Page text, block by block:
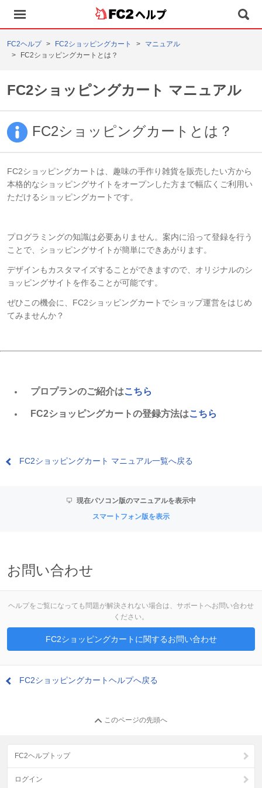
ヘルプ
FC2ヘルプ FC2ショッピングカート
マニュアル
FC2ショッピングカートとは？
FC2ショッピングカート マニュアル
FC2ショッピングカートとは？
FC2ショッピングカートは、趣味の手作り雑貨を販売したい方から
本格的なショッピングサイトをオープンした方まで幅広くご利用い
ただけるショッピングカートです。
プログラミングの知識は必要ありません。案内に沿って登録を行う
ことで、ショッピングサイトが簡単にできあがります。
デザインもカスタマイズすることができますので、オリジナルのシ
ョッピングサイトを作ることが可能です。
ぜひこの機会に、FC2ショッピングカートでショップ運営をはじめ
てみませんか？
プロプランのご紹介はこちら
FC2ショッピングカートの登録方法はこちら
FC2ショッピングカート マニュアル一覧へ戻る
現在パソコン版のマニュアルを表示中
スマートフォン版を表示
お問い合わせ
ヘルプをご覧になっても問題が解決されない場合は、サポートへお問い合わせ
ください。
FC2ショッピングカートに関するお問い合わせ
FC2ショッピングカートヘルプへ戻る
このページの先頭へ
FC2ヘルプトップ
ログイン